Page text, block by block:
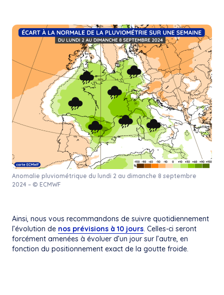
Anomalie pluviométrique du lundi 2 au dimanche 8 septembre
2024 – © ECMWF
Ainsi, nous vous recommandons de suivre quotidiennement
l’évolution de nos prévisions à 10 jours. Celles-ci seront
forcément amenées à évoluer d’un jour sur l’autre, en
fonction du positionnement exact de la goutte froide.